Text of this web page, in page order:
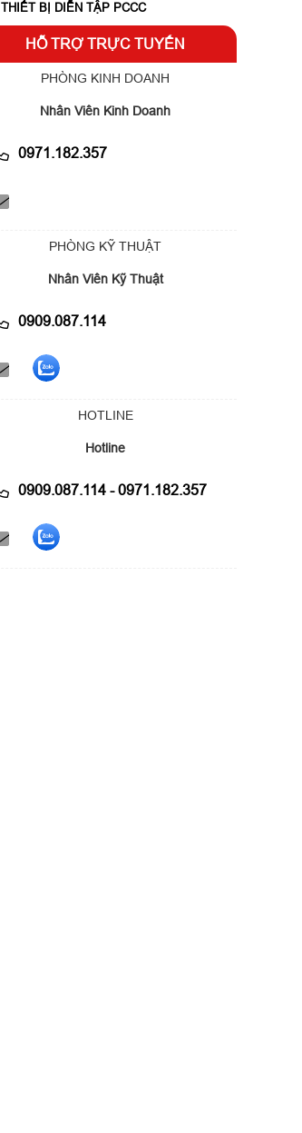
THIẾT BỊ DIỄN TẬP PCCC
HỖ TRỢ TRỰC TUYẾN
PHÒNG KINH DOANH
Nhân Viên Kinh Doanh
0971.182.357
PHÒNG KỸ THUẬT
Nhân Viên Kỹ Thuật
0909.087.114
HOTLINE
Hotline
0909.087.114 - 0971.182.357